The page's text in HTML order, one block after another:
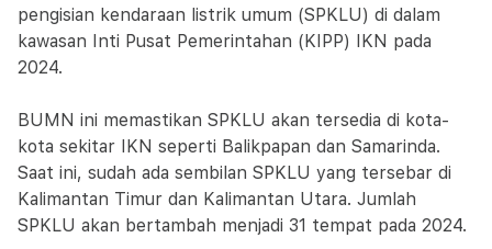
pengisian kendaraan listrik umum (SPKLU) di dalam
kawasan Inti Pusat Pemerintahan (KIPP) IKN pada
2024.
BUMN ini memastikan SPKLU akan tersedia di kota-
kota sekitar IKN seperti Balikpapan dan Samarinda.
Saat ini, sudah ada sembilan SPKLU yang tersebar di
Kalimantan Timur dan Kalimantan Utara. Jumlah
SPKLU akan bertambah menjadi 31 tempat pada 2024.